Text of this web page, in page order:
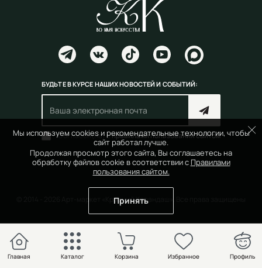
Мы используем cookies и рекомендательные технологии, чтобы
сайт работал лучше.
Продолжая просмотр этого сайта, Вы соглашаетесь на
обработку файлов cookie в соответствии с Правилами
пользования сайтом.
Принять
БУДЬТЕ В КУРСЕ НАШИХ НОВОСТЕЙ И СОБЫТИЙ:
Согласен(на) справилами пользования сайтом
© 2014 - 2026 Арт-маркет «Красный Карандаш». Все права защищены
Главная Каталог Избранное Профиль
Корзина